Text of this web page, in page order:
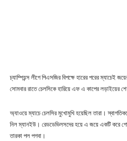
চ্যাম্পিয়ন্স লীগে পিএসজির বিপক্ষে হারের পরের ম্যাচেই
সোমবার রাতে চেলসিকে হারিয়ে এফ এ কাপের লড়াইয়ের
অ্যাওয়ে ম্যাচে চেলসির মুখোমুখি হয়েছিল তারা।
নিল ম্যানইউ। রেডডেভিলসদের হয়ে এ জয়ে একটি করে
তারকা পল পগবা।